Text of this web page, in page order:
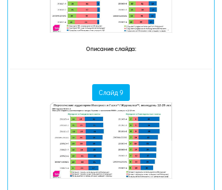
Описание слайда:
Слайд 9